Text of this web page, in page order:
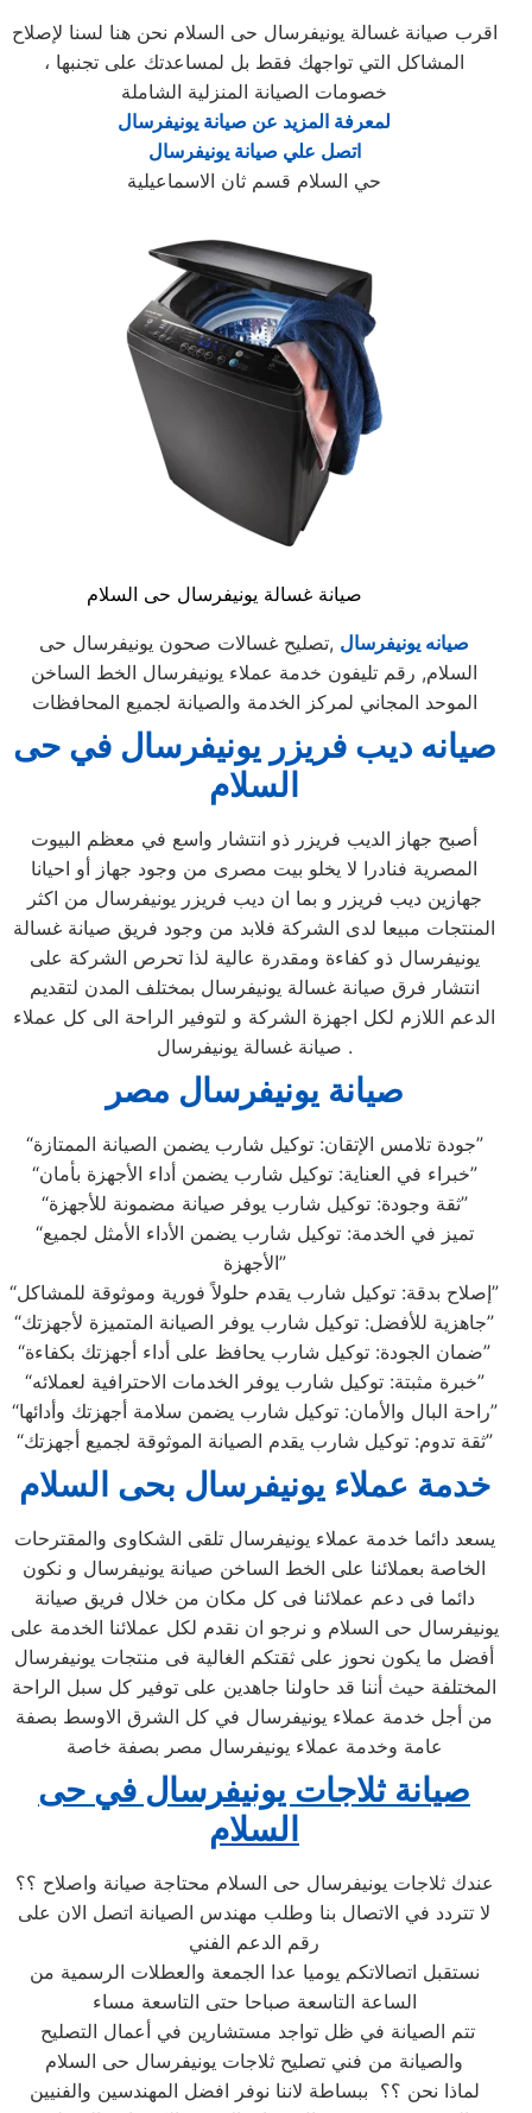
اقرب صيانة غسالة يونيفرسال حى السلام نحن هنا لسنا لإصلاح
المشاكل التي تواجهك فقط بل لمساعدتك على تجنبها ،
خصومات الصيانة المنزلية الشاملة
لمعرفة المزيد عن صيانة يونيفرسال
اتصل علي صيانة يونيفرسال
حي السلام قسم ثان الاسماعيلية
صيانة غسالة يونيفرسال حى السلام
صيانه يونيفرسال ,تصليح غسالات صحون يونيفرسال حى
السلام, رقم تليفون خدمة عملاء يونيفرسال الخط الساخن
الموحد المجاني لمركز الخدمة والصيانة لجميع المحافظات
صيانه ديب فريزر يونيفرسال في حى
السلام
أصبح جهاز الديب فريزر ذو انتشار واسع في معظم البيوت
المصرية فنادرا لا يخلو بيت مصرى من وجود جهاز أو احيانا
جهازين ديب فريزر و بما ان ديب فريزر يونيفرسال من اكثر
المنتجات مبيعا لدى الشركة فلابد من وجود فريق صيانة غسالة
يونيفرسال ذو كفاءة ومقدرة عالية لذا تحرص الشركة على
انتشار فرق صيانة غسالة يونيفرسال بمختلف المدن لتقديم
الدعم اللازم لكل اجهزة الشركة و لتوفير الراحة الى كل عملاء
صيانة غسالة يونيفرسال .
صيانة يونيفرسال مصر
“جودة تلامس الإتقان: توكيل شارب يضمن الصيانة الممتازة”
“خبراء في العناية: توكيل شارب يضمن أداء الأجهزة بأمان”
“ثقة وجودة: توكيل شارب يوفر صيانة مضمونة للأجهزة”
“تميز في الخدمة: توكيل شارب يضمن الأداء الأمثل لجميع
الأجهزة”
“إصلاح بدقة: توكيل شارب يقدم حلولاً فورية وموثوقة للمشاكل”
“جاهزية للأفضل: توكيل شارب يوفر الصيانة المتميزة لأجهزتك”
“ضمان الجودة: توكيل شارب يحافظ على أداء أجهزتك بكفاءة”
“خبرة مثبتة: توكيل شارب يوفر الخدمات الاحترافية لعملائه”
“راحة البال والأمان: توكيل شارب يضمن سلامة أجهزتك وأدائها”
“ثقة تدوم: توكيل شارب يقدم الصيانة الموثوقة لجميع أجهزتك”
خدمة عملاء يونيفرسال بحى السلام
يسعد دائما خدمة عملاء يونيفرسال تلقى الشكاوى والمقترحات
الخاصة بعملائنا على الخط الساخن صيانة يونيفرسال و نكون
دائما فى دعم عملائنا فى كل مكان من خلال فريق صيانة
يونيفرسال حى السلام و نرجو ان نقدم لكل عملائنا الخدمة على
أفضل ما يكون نحوز على ثقتكم الغالية فى منتجات يونيفرسال
المختلفة حيث أننا قد حاولنا جاهدين على توفير كل سبل الراحة
من أجل خدمة عملاء يونيفرسال في كل الشرق الاوسط بصفة
عامة وخدمة عملاء يونيفرسال مصر بصفة خاصة
صيانة ثلاجات يونيفرسال في حى
السلام
عندك ثلاجات يونيفرسال حى السلام محتاجة صيانة واصلاح ؟؟
لا تتردد في الاتصال بنا وطلب مهندس الصيانة اتصل الان على
رقم الدعم الفني
نستقبل اتصالاتكم يوميا عدا الجمعة والعطلات الرسمية من
الساعة التاسعة صباحا حتى التاسعة مساء
والصيانة من فني تصليح ثلاجات يونيفرسال حى السلام
لماذا نحن ؟؟ ببساطة لاننا نوفر افضل المهندسين والفنيين